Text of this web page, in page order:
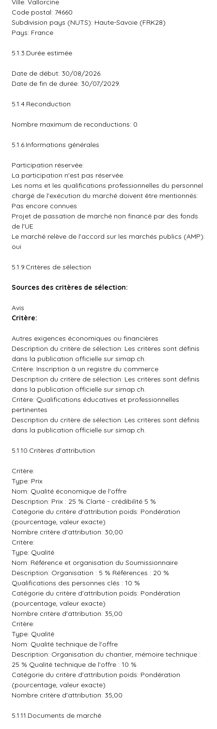
Ville: Vallorcine
Code postal: 74660
Subdivision pays (NUTS): Haute-Savoie (FRK28)
Pays: France
5.1.3.Durée estimée
Date de début: 30/08/2026.
Date de fin de durée: 30/07/2029.
5.1.4.Reconduction
Nombre maximum de reconductions: 0
5.1.6.Informations générales
Participation réservée:
La participation n'est pas réservée.
Les noms et les qualifications professionnelles du personnel
chargé de l'exécution du marché doivent être mentionnés:
Pas encore connues
Projet de passation de marché non financé par des fonds
de l'UE
Le marché relève de l'accord sur les marchés publics (AMP):
oui
5.1.9.Critères de sélection
Sources des critères de sélection:
Avis
Critère:
Autres exigences économiques ou financières
Description du critère de sélection: Les critères sont définis
dans la publication officielle sur simap.ch.
Critère: Inscription à un registre du commerce
Description du critère de sélection: Les critères sont définis
dans la publication officielle sur simap.ch.
Critère: Qualifications éducatives et professionnelles
pertinentes
Description du critère de sélection: Les critères sont définis
dans la publication officielle sur simap.ch.
5.1.10.Critères d'attribution
Critère:
Type: Prix
Nom: Qualité économique de l'offre
Description: Prix : 25 % Clarté - crédibilité 5 %
Catégorie du critère d'attribution poids: Pondération
(pourcentage, valeur exacte)
Nombre critère d'attribution: 30,00
Critère:
Type: Qualité
Nom: Référence et organisation du Soumissionnaire
Description: Organisation : 5 % Références : 20 %
Qualifications des personnes clés : 10 %
Catégorie du critère d'attribution poids: Pondération
(pourcentage, valeur exacte)
Nombre critère d'attribution: 35,00
Critère:
Type: Qualité
Nom: Qualité technique de l'offre
Description: Organisation du chantier, mémoire technique :
25 % Qualité technique de l'offre : 10 %
Catégorie du critère d'attribution poids: Pondération
(pourcentage, valeur exacte)
Nombre critère d'attribution: 35,00
5.1.11.Documents de marché